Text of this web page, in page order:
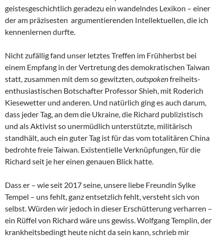
geistesgeschichtlich geradezu ein wandelndes Lexikon – einer
der am präzisesten argumentierenden Intellektuellen, die ich
kennenlernen durfte.
Nicht zufällig fand unser letztes Treffen im Frühherbst bei
einem Empfang in der Vertretung des demokratischen Taiwan
statt, zusammen mit dem so gewitzten,outspokenfreiheits-
enthusiastischen Botschafter Professor Shieh, mit Roderich
Kiesewetter und anderen. Und natürlich ging es auch darum,
dass jeder Tag, an dem die Ukraine, die Richard publizistisch
und als Aktivist so unermüdlich unterstützte, militärisch
standhält, auch ein guter Tag ist für das vom totalitären China
bedrohte freie Taiwan. Existentielle Verknüpfungen, für die
Richard seit je her einen genauen Blick hatte.
Dass er – wie seit 2017 seine, unsere liebe Freundin Sylke
Tempel – uns fehlt, ganz entsetzlich fehlt, versteht sich von
selbst. Würden wir jedoch in dieser Erschütterung verharren –
ein Rüffel von Richard wäre uns gewiss. Wolfgang Templin, der
krankheitsbedingt heute nicht da sein kann, schrieb mir